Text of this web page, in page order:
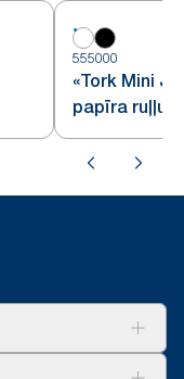
555000
«Tork Mini
papīra ruļļu